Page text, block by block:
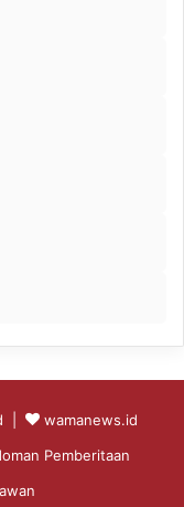
|
wamanews.id
Pemberitaan